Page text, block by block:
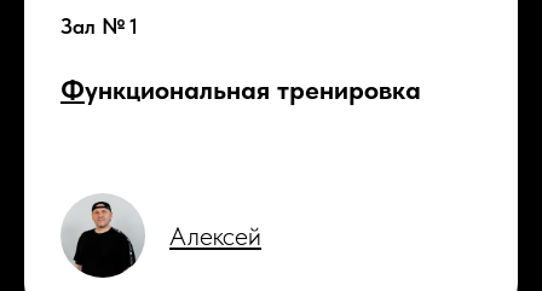
Зал № 1
Функциональная тренировка
Алексей